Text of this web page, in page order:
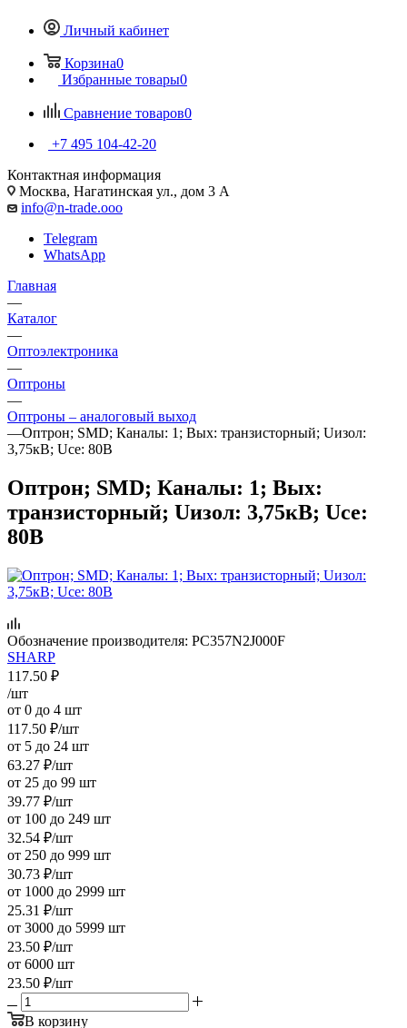
Личный кабинет
Корзина0
Избранные товары0
Сравнение товаров0
+7 495 104-42-20
Контактная информация
Москва, Нагатинская ул., дом 3 А
info@n-trade.ooo
Telegram
WhatsApp
Главная
—
Каталог
—
Oптоэлектроника
—
Оптроны
—
Оптроны – аналоговый выход
—Оптрон; SMD; Каналы: 1; Вых: транзисторный; Uизол:
3,75кВ; Uce: 80В
Оптрон; SMD; Каналы: 1; Вых:
транзисторный; Uизол: 3,75кВ; Uce:
80В
Обозначение производителя: PC357N2J000F
SHARP
117.50 ₽
/шт
от 0 до 4 шт
117.50 ₽/шт
от 5 до 24 шт
63.27 ₽/шт
от 25 до 99 шт
39.77 ₽/шт
от 100 до 249 шт
32.54 ₽/шт
от 250 до 999 шт
30.73 ₽/шт
от 1000 до 2999 шт
25.31 ₽/шт
от 3000 до 5999 шт
23.50 ₽/шт
от 6000 шт
23.50 ₽/шт
В корзину